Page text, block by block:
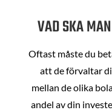
VAD SKA
Oftast måste du
att de förvaltar
mellan de olika
andel av din